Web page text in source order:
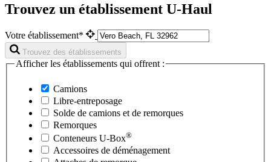
Trouvez un établissement U-Haul
Votre établissement*
Trouvez des établissements
Afficher les établissements qui offrent :
Camions
Libre-entreposage
Solde de camions et de remorques
Remorques
Conteneurs U-Box®
Accessoires de déménagement